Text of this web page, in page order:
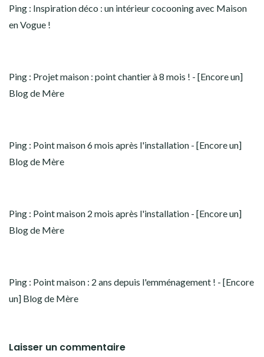
Ping : Inspiration déco : un intérieur cocooning avec Maison
en Vogue !
Ping : Projet maison : point chantier à 8 mois ! - [Encore un]
Blog de Mère
Ping : Point maison 6 mois après l'installation - [Encore un]
Blog de Mère
Ping : Point maison 2 mois après l'installation - [Encore un]
Blog de Mère
Ping : Point maison : 2 ans depuis l'emménagement ! - [Encore
un] Blog de Mère
Laisser un commentaire